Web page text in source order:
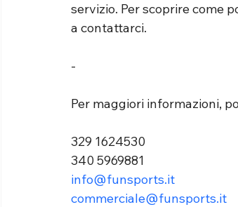
servizio. Per scoprire come
a contattarci.
-
Per maggiori informazioni,
329 1624530
340 5969881
info@funsports.it
commerciale@funsports.it